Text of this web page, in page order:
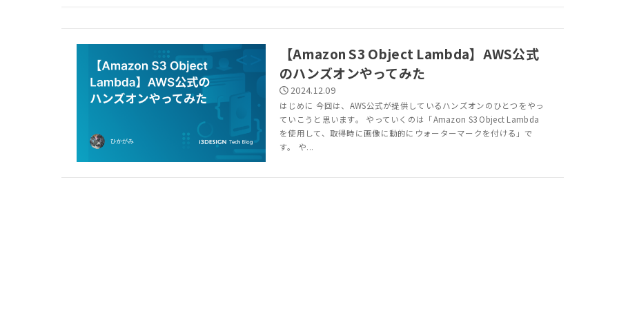
【Amazon S3 Object Lambda】AWS公式
のハンズオンやってみた
2024.12.09
はじめに 今回は、AWS公式が提供しているハンズオンのひとつをやっ
ていこうと思います。 やっていくのは「Amazon S3 Object Lambda
を使用して、取得時に画像に動的にウォーターマークを付ける」で
す。 や...